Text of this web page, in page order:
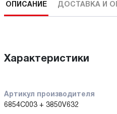
ОПИСАНИЕ ДОСТАВКА И
Характеристики
Артикул производителя
6854C003 + 3850V632